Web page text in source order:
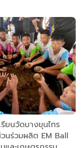
ยนวัดบางขุนไทร
นร่วมผลิต EM Ball